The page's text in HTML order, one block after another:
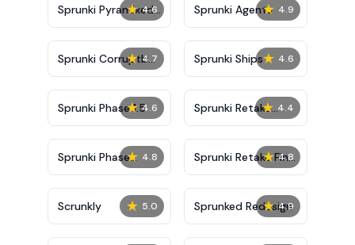
★ 4.6
Sprunki Pyramixed
0.9
★ 4.9
Sprunki Agents
★ 4.7
Sprunki Corruptbox
5
★ 4.6
Sprunki Ships
★ 4.6
Sprunki Phase 1.5 ★ 4.4
Sprunki Retake
Bonus
★ 4.8
Sprunki Phase
10000
★ 4.8
Sprunki Retake Final
Update
★ 5.0
Scrunkly ★ 4.9
Sprunked Redesign